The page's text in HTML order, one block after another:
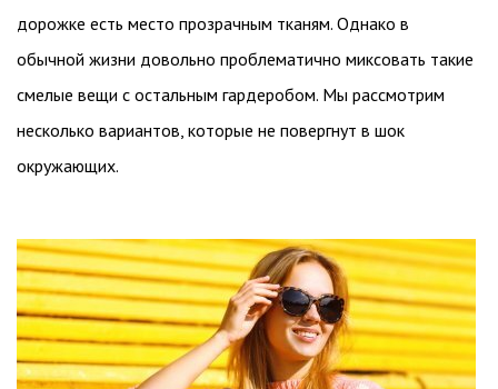
дорожке есть место прозрачным тканям. Однако в
обычной жизни довольно проблематично миксовать такие
смелые вещи с остальным гардеробом. Мы рассмотрим
несколько вариантов, которые не повергнут в шок
окружающих.